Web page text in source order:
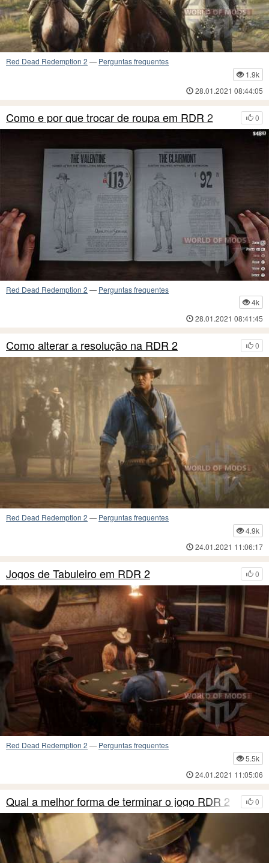
Red Dead Redemption 2 — Perguntas frequentes
1.9k
28.01.2021 08:44:05
0
Como e por que trocar de roupa em RDR 2
Red Dead Redemption 2 — Perguntas frequentes
4k
28.01.2021 08:41:45
0
Como alterar a resolução na RDR 2
Red Dead Redemption 2 — Perguntas frequentes
4.9k
24.01.2021 11:06:17
0
Jogos de Tabuleiro em RDR 2
Red Dead Redemption 2 — Perguntas frequentes
5.5k
24.01.2021 11:05:06
0
Qual a melhor forma de terminar o jogo RDR 2